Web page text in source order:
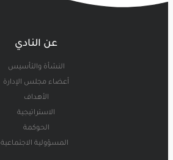
عن النادي
النشأة والتأسيس
أعضاء مجلس الإدارة
الأهداف
الاستراتيجية
الحوكمة
المسؤولية الاجتماعية